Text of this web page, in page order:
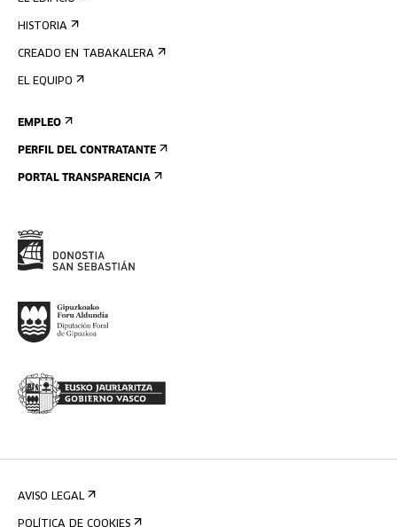
HISTORIA
CREADO EN TABAKALERA
EL EQUIPO
EMPLEO
PERFIL DEL CONTRATANTE
PORTAL TRANSPARENCIA
AVISO LEGAL
POLÍTICA DE COOKIES